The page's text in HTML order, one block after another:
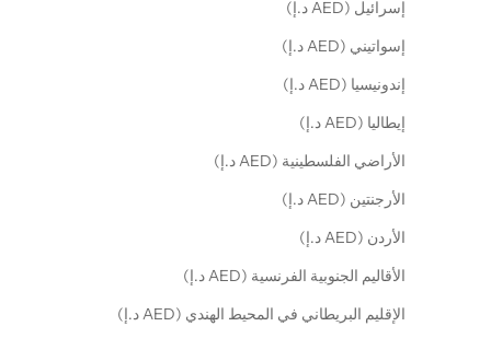
إسرائيل (AED د.إ)
إسواتيني (AED د.إ)
إندونيسيا (AED د.إ)
إيطاليا (AED د.إ)
الأراضي الفلسطينية (AED د.إ)
الأرجنتين (AED د.إ)
الأردن (AED د.إ)
الأقاليم الجنوبية الفرنسية (AED د.إ)
الإقليم البريطاني في المحيط الهندي (AED د.إ)